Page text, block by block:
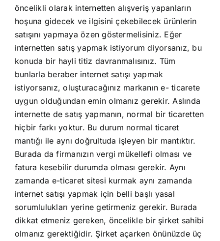
öncelikli olarak internetten alışveriş yapanların
hoşuna gidecek ve ilgisini çekebilecek ürünlerin
satışını yapmaya özen göstermelisiniz. Eğer
internetten satış yapmak istiyorum diyorsanız, bu
konuda bir hayli titiz davranmalısınız. Tüm
bunlarla beraber internet satışı yapmak
istiyorsanız, oluşturacağınız markanın e- ticarete
uygun olduğundan emin olmanız gerekir. Aslında
internette de satış yapmanın, normal bir ticaretten
hiçbir farkı yoktur. Bu durum normal ticaret
mantığı ile aynı doğrultuda işleyen bir mantıktır.
Burada da firmanızın vergi mükellefi olması ve
fatura kesebilir durumda olması gerekir. Aynı
zamanda e-ticaret sitesi kurmak aynı zamanda
internet satışı yapmak için belli başlı yasal
sorumlulukları yerine getirmeniz gerekir. Burada
dikkat etmeniz gereken, öncelikle bir şirket sahibi
olmanız gerektiğidir. Şirket açarken önünüzde üç